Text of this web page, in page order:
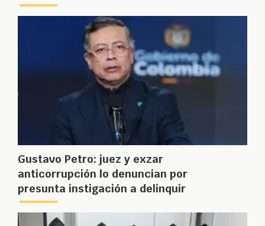
Gustavo Petro: juez y exzar
anticorrupción lo denuncian por
presunta instigación a delinquir